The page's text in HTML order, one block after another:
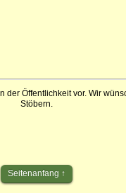
der Öffentlichkeit vor. Wir
Stöbern.
Seitenanfang